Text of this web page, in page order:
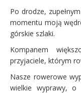
Po drodze,
momentu moją
górskie szlaki.
Kompanem
przyjaciele, którym
Nasze rowerowe
wielkie wyprawy, o